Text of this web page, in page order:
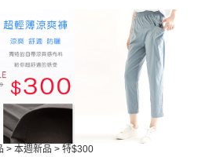
> 本週新品 > 特$300